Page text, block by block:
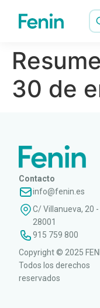
30 de
Contacto
info@fenin.es
C/ Villanueva, 20 -
28001
915 759 800
Copyright © 2025
Todos los derechos
reservados